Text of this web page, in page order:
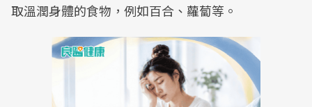
取溫潤身體的食物，例如百合、蘿蔔等。